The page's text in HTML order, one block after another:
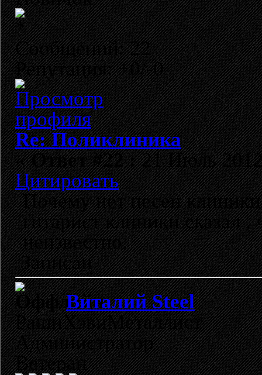
Сообщений: 22
Репутация: +0/-0
Re: Поликлиника
«Ответ #22 :21 Июль
Цитировать
Почему нет песен
гитарист клиники сказал
неизвестно.
Записан
Виталий Steel
РашнХэвиМеталлист
Администратор
Ветеран